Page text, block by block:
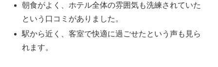
朝食がよく、ホテル全体の雰囲気も洗練されていた
という口コミがありました。
駅から近く、客室で快適に過ごせたという声も見ら
れます。